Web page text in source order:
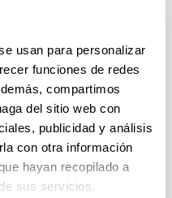
usan para personalizar
funciones de redes
compartimos
del sitio web con
publicidad y análisis
con otra información
hayan recopilado a
sus servicios.
Sociales y
de fin del plazo de
acreditativa en el centro
de 2025.
Machine Learning and
with Applications to